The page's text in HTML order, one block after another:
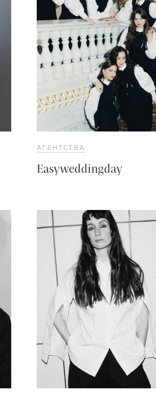
АГЕНТСТВА
Easyweddingday